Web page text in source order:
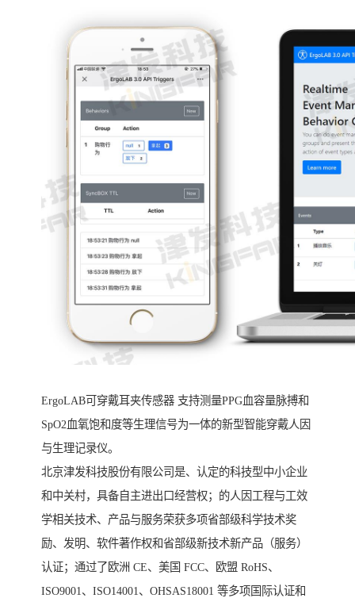
ErgoLAB可穿戴耳夹传感器 支持测量PPG血容量脉搏和
SpO2血氧饱和度等生理信号为一体的新型智能穿戴人因
与生理记录仪。
北京津发科技股份有限公司是、认定的科技型中小企业
和中关村，具备自主进出口经营权；的人因工程与工效
学相关技术、产品与服务荣获多项省部级科学技术奖
励、发明、软件著作权和省部级新技术新产品（服务）
认证；通过了欧洲 CE、美国 FCC、欧盟 RoHS、
ISO9001、ISO14001、OHSAS18001 等多项国际认证和